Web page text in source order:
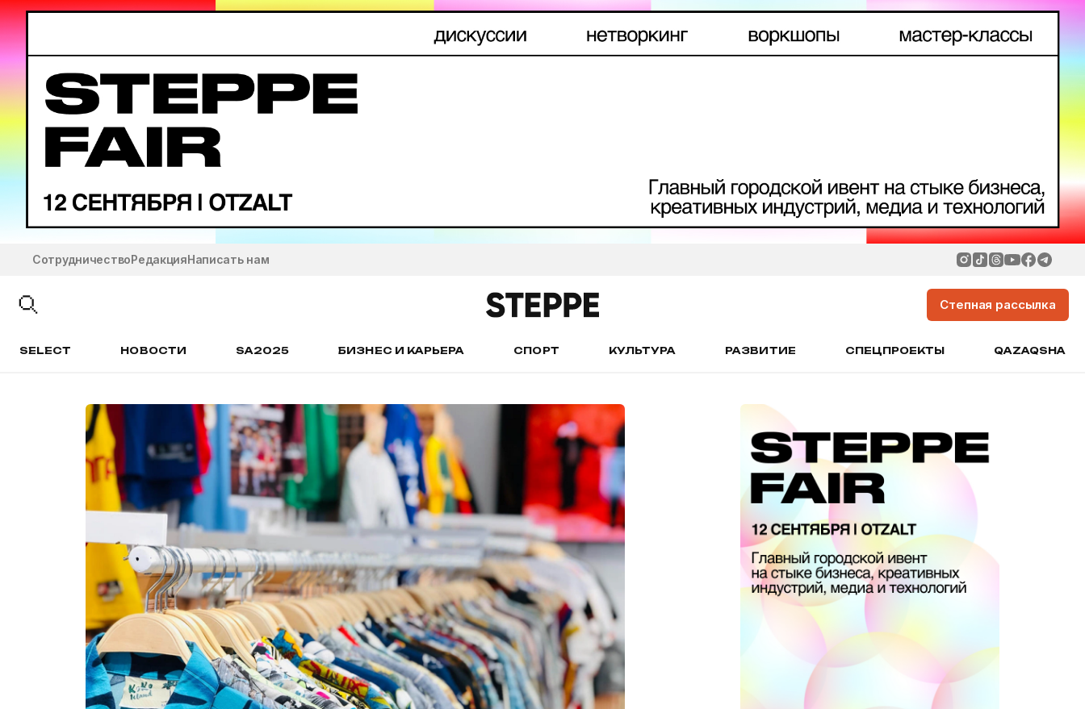
СотрудничествоРедакцияНаписать нам
Степная рассылка
SELECT НОВОСТИ SA2025 БИЗНЕС И КАРЬЕРА СПОРТ КУЛЬТУРА РАЗВИТИЕ СПЕЦПРОЕКТЫ QAZAQSHA